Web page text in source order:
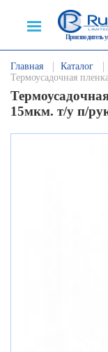
Производитель
Главная Каталог
Термоусадочная
15мкм. т/у п/